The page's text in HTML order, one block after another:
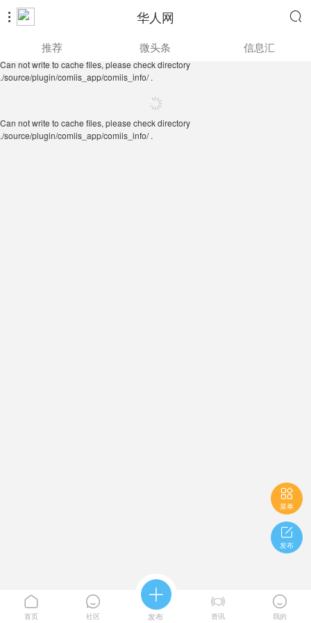
 华人网 
./source/plugin/comiis_app/comiis_info/ .
推荐 微头条 信息汇
Can not write to cache files, please check directory
./source/plugin/comiis_app/comiis_info/ .

菜单

发布

首页

社区

发布

资讯

我的
Can not write to cache files, please check directory
./source/plugin/comiis_app/comiis_info/ .